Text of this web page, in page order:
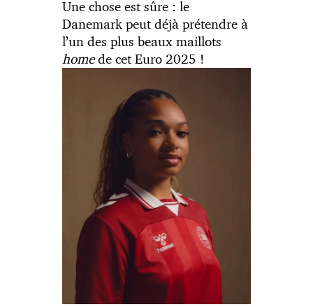
Une chose est sûre : le
Danemark peut déjà prétendre à
l’un des plus beaux maillots
homede cet Euro 2025 !